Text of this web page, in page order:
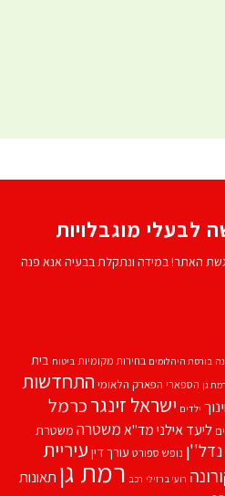
לבעלי מוגבלויות
האתר! במידה ונתקלת בבעיה אנא פנה
בורסת היהלומים בחירות מקומיות ביטוח בית
גן הספארי הפארק הלאומי התחדשות
ילדים ישראל זינגרכרמל
ליעד אילנימד''אמשטרה משטרת
נדל''ן נופש ספורט עורך דין עיריית
רועי ברזילי רכב רמת גן תאונות